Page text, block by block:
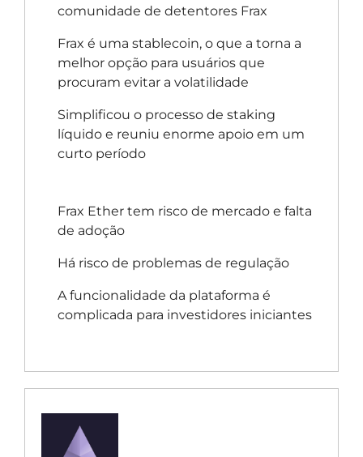
comunidade de detentores Frax
Frax é uma stablecoin, o que a torna a
melhor opção para usuários que
procuram evitar a volatilidade
Simplificou o processo de staking
líquido e reuniu enorme apoio em um
curto período
Frax Ether tem risco de mercado e falta
de adoção
Há risco de problemas de regulação
A funcionalidade da plataforma é
complicada para investidores iniciantes